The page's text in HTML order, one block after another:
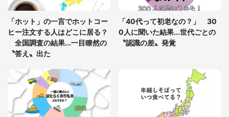
「ゾワゾワする」「本当に気持ち悪い」 道端でバ
グっちゃってた〝野生の野菜〟に6.5万人戦慄
「ホット」の一言でホットコー
ヒー注文する人はどこに居る？
全国調査の結果...一目瞭然の
〝答え〟出た
「40代って初老なの？」 30
0人に聞いた結果...世代ごとの
〝認識の差〟発覚